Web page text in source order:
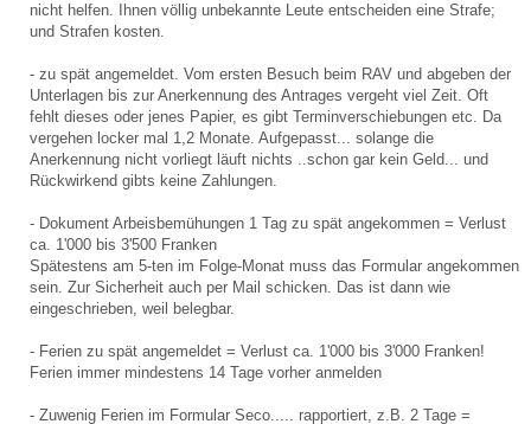
nicht helfen. Ihnen völlig unbekannte Leute entscheiden eine Strafe;
und Strafen kosten.
- zu spät angemeldet. Vom ersten Besuch beim RAV und abgeben der
Unterlagen bis zur Anerkennung des Antrages vergeht viel Zeit. Oft
fehlt dieses oder jenes Papier, es gibt Terminverschiebungen etc. Da
vergehen locker mal 1,2 Monate. Aufgepasst... solange die
Anerkennung nicht vorliegt läuft nichts ..schon gar kein Geld... und
Rückwirkend gibts keine Zahlungen.
- Dokument Arbeisbemühungen 1 Tag zu spät angekommen = Verlust
ca. 1'000 bis 3'500 Franken
Spätestens am 5-ten im Folge-Monat muss das Formular angekommen
sein. Zur Sicherheit auch per Mail schicken. Das ist dann wie
eingeschrieben, weil belegbar.
- Ferien zu spät angemeldet = Verlust ca. 1'000 bis 3'000 Franken!
Ferien immer mindestens 14 Tage vorher anmelden
- Zuwenig Ferien im Formular Seco..... rapportiert, z.B. 2 Tage =